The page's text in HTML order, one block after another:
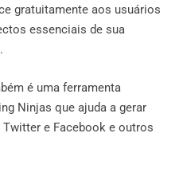
gratuitamente aos usuários
essenciais de sua
é uma ferramenta
Ninjas que ajuda a gerar
e Facebook e outros